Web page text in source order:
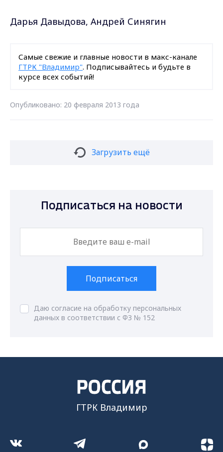
Дарья Давыдова, Андрей Синягин
Самые свежие и главные новости в макс-канале
ГТРК "Владимир". Подписывайтесь и будьте в
курсе всех событий!
Опубликовано: 20 февраля 2013 года
Загрузить ещё
Подписаться на новости
Подписаться
Даю согласие на обработку персональных
данных в соответствии с ФЗ № 152
ГТРК Владимир